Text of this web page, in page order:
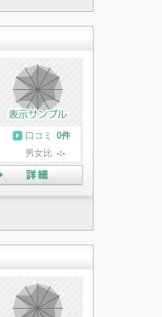
口コミ
0件
男女比 -:-